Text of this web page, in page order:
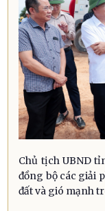
Chủ tịch UBND
đồng bộ các giải
đất và gió mạnh